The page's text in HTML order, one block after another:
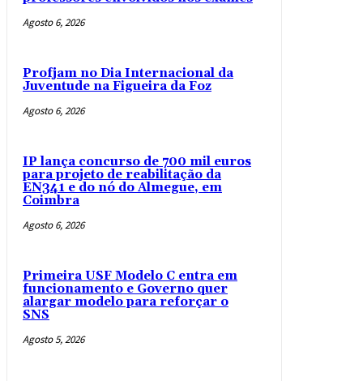
Agosto 6, 2026
Profjam no Dia Internacional da
Juventude na Figueira da Foz
Agosto 6, 2026
IP lança concurso de 700 mil euros
para projeto de reabilitação da
EN341 e do nó do Almegue, em
Coimbra
Agosto 6, 2026
Primeira USF Modelo C entra em
funcionamento e Governo quer
alargar modelo para reforçar o
SNS
Agosto 5, 2026